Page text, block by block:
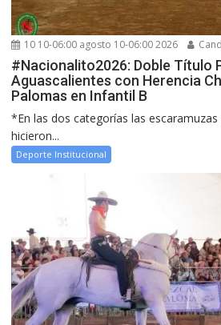
10 10-06:00 agosto 10-06:00 2026
#Nacionalito2026: Doble Título
Aguascalientes con Herencia
Palomas en Infantil B
*En las dos categorías las
hicieron...
Deporte Institucional